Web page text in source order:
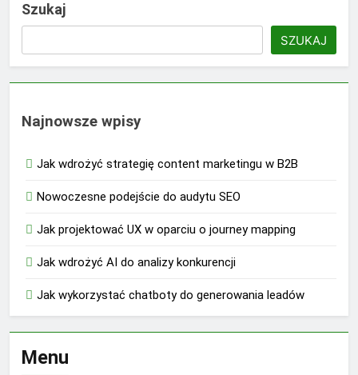
Szukaj
SZUKAJ
Najnowsze wpisy
Jak wdrożyć strategię content marketingu w B2B
Nowoczesne podejście do audytu SEO
Jak projektować UX w oparciu o journey mapping
Jak wdrożyć AI do analizy konkurencji
Jak wykorzystać chatboty do generowania leadów
Menu